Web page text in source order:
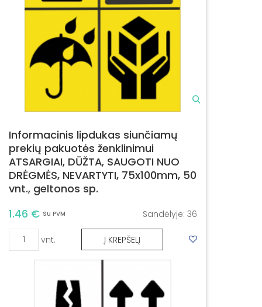
Informacinis lipdukas siunčiamų
prekių pakuotės ženklinimui
ATSARGIAI, DŪŽTA, SAUGOTI NUO
DRĖGMĖS, NEVARTYTI, 75x100mm, 50
vnt., geltonos sp.
1.46 € Su PVM Sandėlyje: 36
vnt. Į KREPŠELĮ